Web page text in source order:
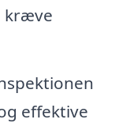
kræve
effektive